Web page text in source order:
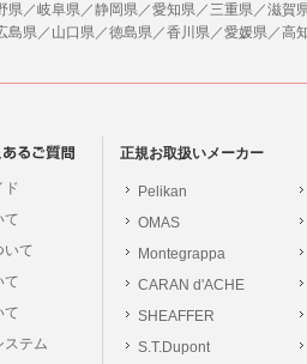
／岐阜県／静岡県／愛知県／三重県／滋賀
県／山口県／徳島県／香川県／愛媛県／高
正規お取扱いメーカー
Pelikan
OMAS
Montegrappa
CARAN d'ACHE
SHEAFFER
S.T.Dupont
ド
て
いて
て
て
ステム